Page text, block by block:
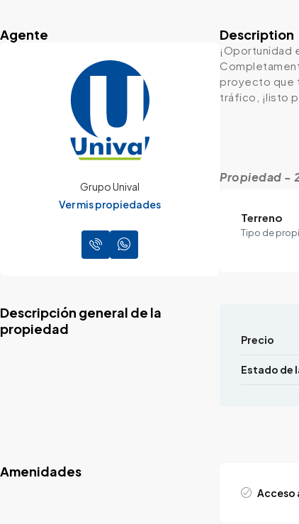
Agente
Grupo Unival
Ver mis propiedades
Description
¡Oportunidad
proyecto que
tráfico, ¡listo
Propiedad -
Terreno
Tipo de
Descripción general de la
propiedad
Precio
Estado de
Amenidades
Acceso